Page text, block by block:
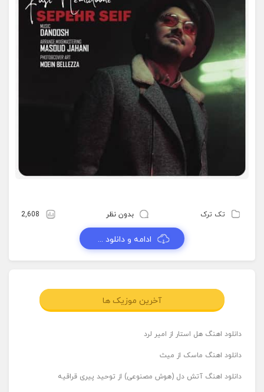
تک ترک بدون نظر 2,608
ادامه و دانلود ...
آخرین موزیک ها
دانلود اهنگ هل استار از امیر لرد
دانلود اهنگ ماسک از میث
دانلود اهنگ آتش دل (هوش مصنوعی) از توحید پیری قراقیه